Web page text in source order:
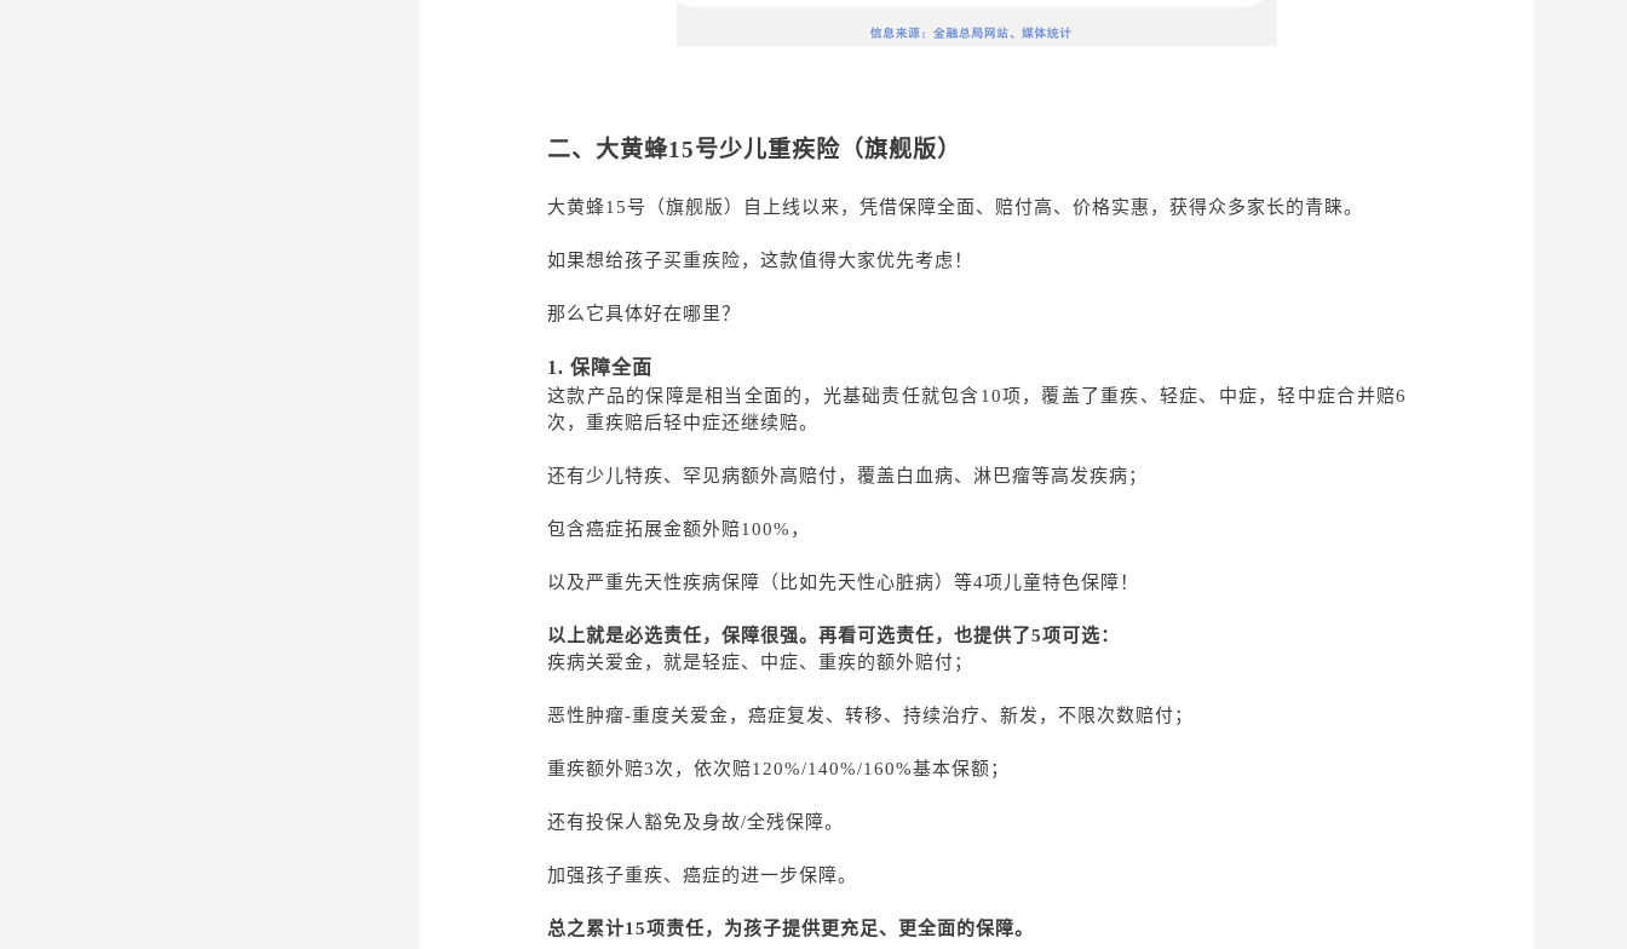
二、 大黄蜂15号少儿重疾险（旗舰版）
大黄蜂15号（旗舰版）自上线以来，凭借保障全面、赔付高、价格实惠，获得众多家长的青睐。
如果想给孩子买重疾险，这款值得大家优先考虑！
那么它具体好在哪里？
1. 保障全面
这款产品的保障是相当全面的，光基础责任就包含10项，覆盖了重疾、轻症、中症，轻中症合并赔6
次，重疾赔后轻中症还继续赔。
还有少儿特疾、罕见病额外高赔付，覆盖白血病、淋巴瘤等高发疾病；
包含癌症拓展金额外赔100%，
以及严重先天性疾病保障（比如先天性心脏病）等4项儿童特色保障！
以上就是必选责任，保障很强。再看可选责任，也提供了5项可选：
疾病关爱金，就是轻症、中症、重疾的额外赔付；
恶性肿瘤-重度关爱金，癌症复发、转移、持续治疗、新发，不限次数赔付；
重疾额外赔3次，依次赔120%/140%/160%基本保额；
还有投保人豁免及身故/全残保障。
加强孩子重疾、癌症的进一步保障。
总之累计15项责任，为孩子提供更充足、更全面的保障。